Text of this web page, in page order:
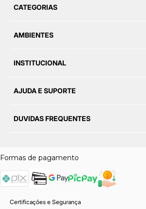
CATEGORIAS
AMBIENTES
INSTITUCIONAL
AJUDA E SUPORTE
DUVIDAS FREQUENTES
Formas de pagamento
Certificações e Segurança